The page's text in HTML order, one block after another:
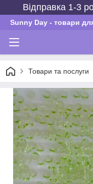
Відправка 1-3
Sunny Day - товари
Товари та послуги